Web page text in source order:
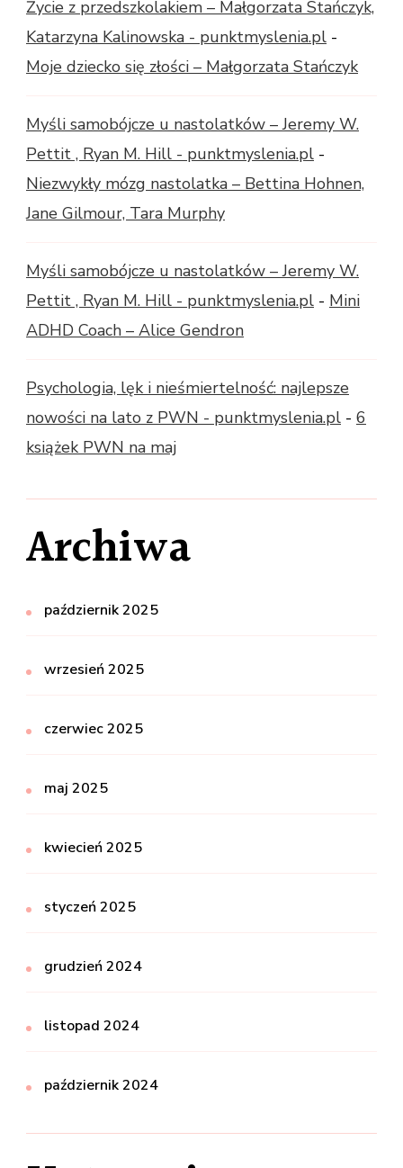
Życie z przedszkolakiem – Małgorzata Stańczyk,
Katarzyna Kalinowska - punktmyslenia.pl -
Moje dziecko się złości – Małgorzata Stańczyk
Myśli samobójcze u nastolatków – Jeremy W.
Pettit , Ryan M. Hill - punktmyslenia.pl -
Niezwykły mózg nastolatka – Bettina Hohnen,
Jane Gilmour, Tara Murphy
Myśli samobójcze u nastolatków – Jeremy W.
Pettit , Ryan M. Hill - punktmyslenia.pl - Mini
ADHD Coach – Alice Gendron
Psychologia, lęk i nieśmiertelność: najlepsze
nowości na lato z PWN - punktmyslenia.pl - 6
książek PWN na maj
Archiwa
październik 2025
wrzesień 2025
czerwiec 2025
maj 2025
kwiecień 2025
styczeń 2025
grudzień 2024
listopad 2024
październik 2024